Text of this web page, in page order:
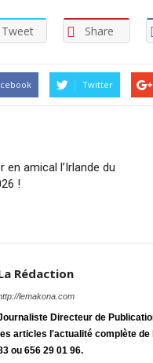
Tweet Share
Twitter
en amical l’Irlande du
!
Rédaction
lemakona.com
Directeur de
les articles l'actualité complète de
ou 656 29 01 96.